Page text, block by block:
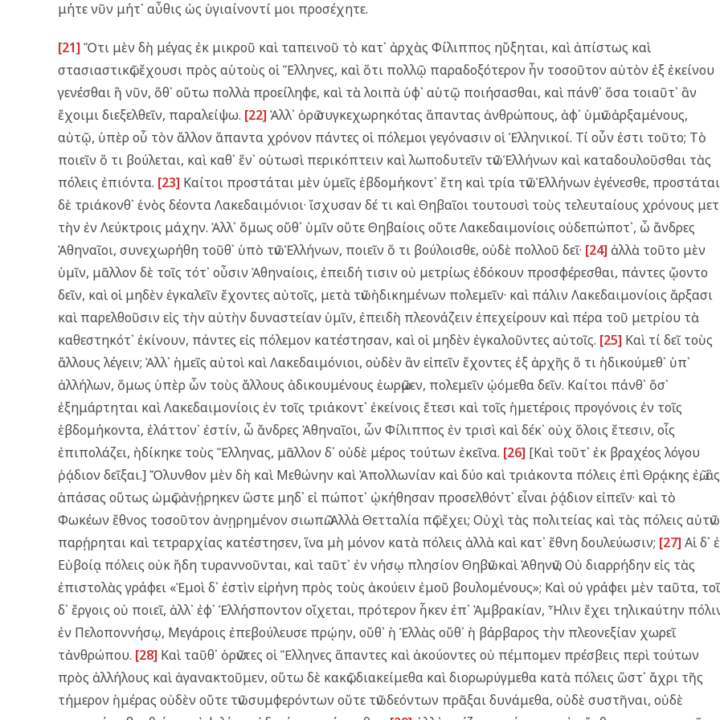
μήτε νῦν μήτ᾿ αὖθις ὡς ὑγιαίνοντί μοι προσέχητε.
[21] Ὅτι μὲν δὴ μέγας ἐκ μικροῦ καὶ ταπεινοῦ τὸ κατ᾿ ἀρχὰς Φίλιππος ηὔξηται, καὶ ἀπίστως καὶ
στασιαστικῶς ἔχουσι πρὸς αὑτοὺς οἱ Ἕλληνες, καὶ ὅτι πολλῷ παραδοξότερον ἦν τοσοῦτον αὐτὸν ἐξ ἐκείνου
γενέσθαι ἢ νῦν, ὅθ᾿ οὕτω πολλὰ προείληφε, καὶ τὰ λοιπὰ ὑφ᾿ αὑτῷ ποιήσασθαι, καὶ πάνθ᾿ ὅσα τοιαῦτ᾿ ἂν
ἔχοιμι διεξελθεῖν, παραλείψω. [22] Ἀλλ᾿ ὁρῶ συγκεχωρηκότας ἅπαντας ἀνθρώπους, ἀφ᾿ ὑμῶν ἀρξαμένους,
αὐτῷ, ὑπὲρ οὗ τὸν ἄλλον ἅπαντα χρόνον πάντες οἱ πόλεμοι γεγόνασιν οἱ Ἑλληνικοί. Τί οὖν ἐστι τοῦτο; Τὸ
ποιεῖν ὅ τι βούλεται, καὶ καθ᾿ ἕν᾿ οὑτωσὶ περικόπτειν καὶ λωποδυτεῖν τῶν Ἑλλήνων καὶ καταδουλοῦσθαι τὰς
πόλεις ἐπιόντα. [23] Καίτοι προστάται μὲν ὑμεῖς ἑβδομήκοντ᾿ ἔτη καὶ τρία τῶν Ἑλλήνων ἐγένεσθε, προστάται
δὲ τριάκονθ᾿ ἑνὸς δέοντα Λακεδαιμόνιοι· ἴσχυσαν δέ τι καὶ Θηβαῖοι τουτουσὶ τοὺς τελευταίους χρόνους
τὴν ἐν Λεύκτροις μάχην. Ἀλλ᾿ ὅμως οὔθ᾿ ὑμῖν οὔτε Θηβαίοις οὔτε Λακεδαιμονίοις οὐδεπώποτ᾿, ὦ ἄνδρες
Ἀθηναῖοι, συνεχωρήθη τοῦθ᾿ ὑπὸ τῶν Ἑλλήνων, ποιεῖν ὅ τι βούλοισθε, οὐδὲ πολλοῦ δεῖ· [24] ἀλλὰ τοῦτο μὲν
ὑμῖν, μᾶλλον δὲ τοῖς τότ᾿ οὖσιν Ἀθηναίοις, ἐπειδή τισιν οὐ μετρίως ἐδόκουν προσφέρεσθαι, πάντες ᾤοντο
δεῖν, καὶ οἱ μηδὲν ἐγκαλεῖν ἔχοντες αὐτοῖς, μετὰ τῶν ἠδικημένων πολεμεῖν· καὶ πάλιν Λακεδαιμονίοις ἄρξασι
καὶ παρελθοῦσιν εἰς τὴν αὐτὴν δυναστείαν ὑμῖν, ἐπειδὴ πλεονάζειν ἐπεχείρουν καὶ πέρα τοῦ μετρίου τὰ
καθεστηκότ᾿ ἐκίνουν, πάντες εἰς πόλεμον κατέστησαν, καὶ οἱ μηδὲν ἐγκαλοῦντες αὐτοῖς. [25] Καὶ τί δεῖ τοὺς
ἄλλους λέγειν; Ἀλλ᾿ ἡμεῖς αὐτοὶ καὶ Λακεδαιμόνιοι, οὐδὲν ἂν εἰπεῖν ἔχοντες ἐξ ἀρχῆς ὅ τι ἠδικούμεθ᾿ ὑπ᾿
ἀλλήλων, ὅμως ὑπὲρ ὧν τοὺς ἄλλους ἀδικουμένους ἑωρῶμεν, πολεμεῖν ᾠόμεθα δεῖν. Καίτοι πάνθ᾿ ὅσ᾿
ἐξημάρτηται καὶ Λακεδαιμονίοις ἐν τοῖς τριάκοντ᾿ ἐκείνοις ἔτεσι καὶ τοῖς ἡμετέροις προγόνοις ἐν τοῖς
ἑβδομήκοντα, ἐλάττον᾿ ἐστίν, ὦ ἄνδρες Ἀθηναῖοι, ὧν Φίλιππος ἐν τρισὶ καὶ δέκ᾿ οὐχ ὅλοις ἔτεσιν, οἷς
ἐπιπολάζει, ἠδίκηκε τοὺς Ἕλληνας, μᾶλλον δ᾿ οὐδὲ μέρος τούτων ἐκεῖνα. [26] [Καὶ τοῦτ᾿ ἐκ βραχέος λόγου
ῥᾴδιον δεῖξαι.] Ὄλυνθον μὲν δὴ καὶ Μεθώνην καὶ Ἀπολλωνίαν καὶ δύο καὶ τριάκοντα πόλεις ἐπὶ Θρᾴκης ἐῶ, ἃς
ἁπάσας οὕτως ὠμῶς ἀνῄρηκεν ὥστε μηδ᾿ εἰ πώποτ᾿ ᾠκήθησαν προσελθόντ᾿ εἶναι ῥᾴδιον εἰπεῖν· καὶ τὸ
Φωκέων ἔθνος τοσοῦτον ἀνῃρημένον σιωπῶ. Ἀλλὰ Θετταλία πῶς ἔχει; Οὐχὶ τὰς πολιτείας καὶ τὰς πόλεις αὐτῶν
παρῄρηται καὶ τετραρχίας κατέστησεν, ἵνα μὴ μόνον κατὰ πόλεις ἀλλὰ καὶ κατ᾿ ἔθνη δουλεύωσιν; [27] Αἱ δ᾿
Εὐβοίᾳ πόλεις οὐκ ἤδη τυραννοῦνται, καὶ ταῦτ᾿ ἐν νήσῳ πλησίον Θηβῶν καὶ Ἀθηνῶν; Οὐ διαρρήδην εἰς τὰς
ἐπιστολὰς γράφει «Ἐμοὶ δ᾿ ἐστὶν εἰρήνη πρὸς τοὺς ἀκούειν ἐμοῦ βουλομένους»; Καὶ οὐ γράφει μὲν ταῦτα,
δ᾿ ἔργοις οὐ ποιεῖ, ἀλλ᾿ ἐφ᾿ Ἑλλήσποντον οἴχεται, πρότερον ἧκεν ἐπ᾿ Ἀμβρακίαν, Ἦλιν ἔχει τηλικαύτην
ἐν Πελοποννήσῳ, Μεγάροις ἐπεβούλευσε πρῴην, οὔθ᾿ ἡ Ἑλλὰς οὔθ᾿ ἡ βάρβαρος τὴν πλεονεξίαν χωρεῖ
τἀνθρώπου. [28] Καὶ ταῦθ᾿ ὁρῶντες οἱ Ἕλληνες ἅπαντες καὶ ἀκούοντες οὐ πέμπομεν πρέσβεις περὶ τούτων
πρὸς ἀλλήλους καὶ ἀγανακτοῦμεν, οὕτω δὲ κακῶς διακείμεθα καὶ διορωρύγμεθα κατὰ πόλεις ὥστ᾿ ἄχρι τῆς
τήμερον ἡμέρας οὐδὲν οὔτε τῶν συμφερόντων οὔτε τῶν δεόντων πρᾶξαι δυνάμεθα, οὐδὲ συστῆναι, οὐδὲ